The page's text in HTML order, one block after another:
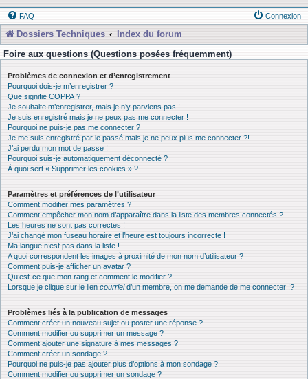
FAQ Connexion
Dossiers Techniques
Index du forum
Foire aux questions (Questions posées fréquemment)
Problèmes de connexion et d’enregistrement
Pourquoi dois-je m’enregistrer ?
Que signifie COPPA ?
Je souhaite m’enregistrer, mais je n’y parviens pas !
Je suis enregistré mais je ne peux pas me connecter !
Pourquoi ne puis-je pas me connecter ?
Je me suis enregistré par le passé mais je ne peux plus me connecter ?!
J’ai perdu mon mot de passe !
Pourquoi suis-je automatiquement déconnecté ?
À quoi sert « Supprimer les cookies » ?
Paramètres et préférences de l’utilisateur
Comment modifier mes paramètres ?
Comment empêcher mon nom d’apparaître dans la liste des membres connectés ?
Les heures ne sont pas correctes !
J’ai changé mon fuseau horaire et l’heure est toujours incorrecte !
Ma langue n’est pas dans la liste !
A quoi correspondent les images à proximité de mon nom d’utilisateur ?
Comment puis-je afficher un avatar ?
Qu’est-ce que mon rang et comment le modifier ?
Lorsque je clique sur le lien courrield’un membre, on me demande de me connecter !?
Problèmes liés à la publication de messages
Comment créer un nouveau sujet ou poster une réponse ?
Comment modifier ou supprimer un message ?
Comment ajouter une signature à mes messages ?
Comment créer un sondage ?
Pourquoi ne puis-je pas ajouter plus d’options à mon sondage ?
Comment modifier ou supprimer un sondage ?